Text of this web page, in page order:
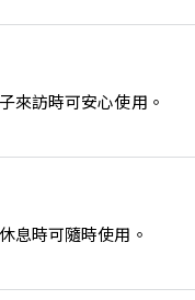
來訪時可安心使用。
息時可隨時使用。